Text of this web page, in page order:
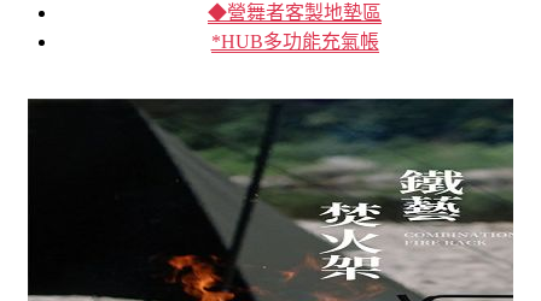
◆營舞者客製地墊區
*HUB多功能充氣帳